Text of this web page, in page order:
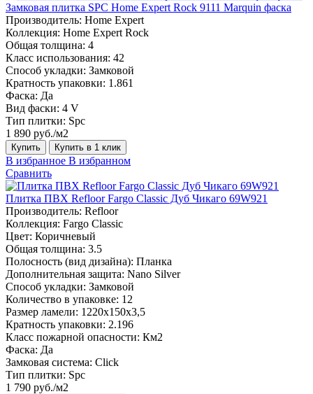
Замковая плитка SPC Home Expert Rock 9111 Marquin фаска
Производитель: Home Expert
Коллекция: Home Expert Rock
Общая толщина: 4
Класс использования: 42
Способ укладки: Замковой
Кратность упаковки: 1.861
Фаска: Да
Вид фаски: 4 V
Тип плитки: Spc
1 890 руб./м2
Купить Купить в 1 клик
В избранное В избранном
Сравнить
Плитка ПВХ Refloor Fargo Classic Дуб Чикаго 69W921
Производитель: Refloor
Коллекция: Fargo Classic
Цвет: Коричневый
Общая толщина: 3.5
Полосность (вид дизайна): Планка
Дополнительная защита: Nano Silver
Способ укладки: Замковой
Количество в упаковке: 12
Размер ламели: 1220х150х3,5
Кратность упаковки: 2.196
Класс пожарной опасности: Км2
Фаска: Да
Замковая система: Click
Тип плитки: Spc
1 790 руб./м2